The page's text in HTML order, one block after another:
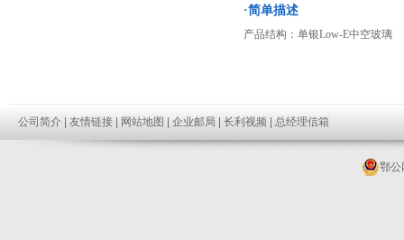
·简单描述
产品结构：单银Low-E中空玻璃
公司简介 | 友情链接 | 网站地图 | 企业邮局 | 长利视频 | 总经理信箱
鄂公